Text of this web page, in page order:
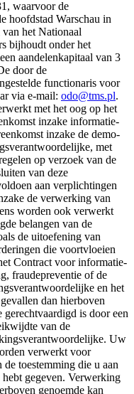
waarvoor de
hoofdstad Warschau in
het Nationaal
bijhoudt onder het
aandelenkapitaal van 3
door de
functionaris voor
via e-mail: odo@tms.pl.
met het oog op het
inzake informatie-
inzake de demo-
met
op verzoek van de
van deze
aan verplichtingen
de verwerking van
worden ook verwerkt
belangen van de
de uitoefening van
die voortvloeien
Contract voor informatie-
fraudepreventie of de
en het
dan hierboven
gerechtvaardigd is door een
van de
Uw
verwerkt voor
toestemming die u aan
gegeven. Verwerking
genoemde kan